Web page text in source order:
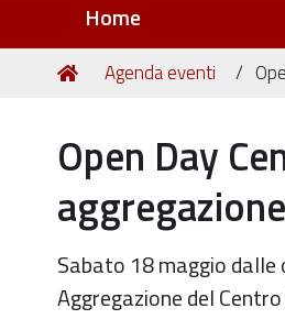
Home
Tu
Home
Agenda eventi
Open Day
aggregazione
Sabato 18 maggio dalle
Aggregazione del